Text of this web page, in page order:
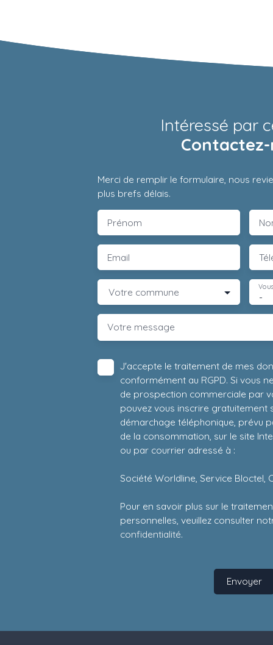
Intéressé par
Merci de remplir le formulaire, nous
plus brefs délais.
Prénom
Email
Votre commune -
Votre message
J'accepte le traitement de mes
conformément au RGPD. Si vous
de prospection commerciale par
pouvez vous inscrire gratuitement
démarchage téléphonique, prévu
de la consommation, sur le site
ou par courrier adressé à :
Société Worldline, Service Bloctel,
Pour en savoir plus sur le
personnelles, veuillez consulter
confidentialité.
Envoyer